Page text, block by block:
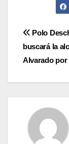
de
Polo
buscará la
Alvarado por